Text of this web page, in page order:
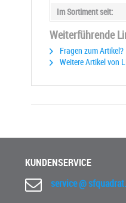
Im Sortiment seit:
Weiterführende
Fragen zum Artikel?
Weitere Artikel von
KUNDENSERVICE
service @